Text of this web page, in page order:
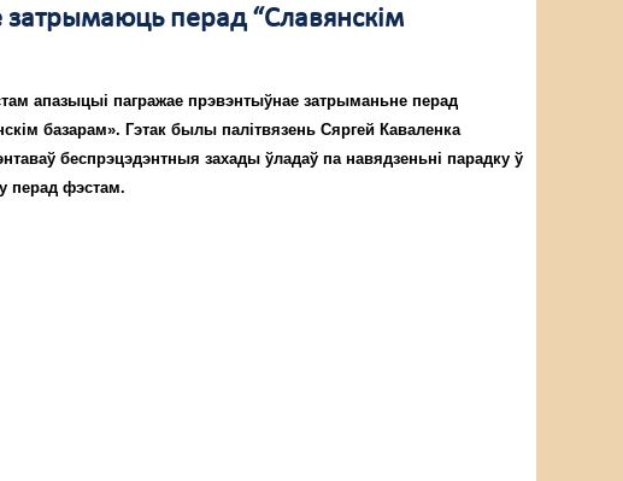
перад “Славянскім
апазыцыі пагражае прэвэнтыўнае затрыманьне перад
базарам». Гэтак былы палітвязень Сяргей Каваленка
беспрэцэдэнтныя захады ўладаў па навядзеньні парадку ў
перад фэстам.